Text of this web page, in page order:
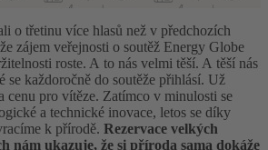
o třetinu více hlasů než v předchozích
zájem veřejnosti o soutěž Energy Globe
roste. A to nás velmi těší. A těší nás
se každoročně do soutěže přihlásí. Už
cenu pro vítěze. Zatímco v minulosti se
a technické inovace, letos se díky
k přírodě. Rezervace velkých
nám ukazuje, že si příroda sama dokáže